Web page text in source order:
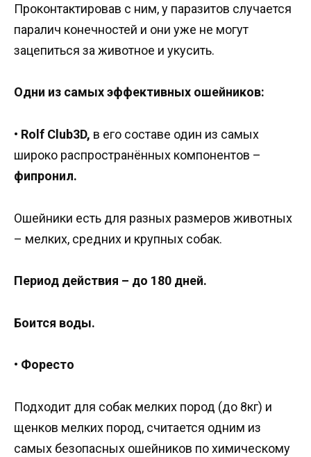
Проконтактировав с ним, у паразитов случается
паралич конечностей и они уже не могут
зацепиться за животное и укусить.
Одни из самых эффективных ошейников:
• Rolf Club3D, в его составе один из самых
широко распространённых компонентов –
фипронил.
Ошейники есть для разных размеров животных
– мелких, средних и крупных собак.
Период действия – до 180 дней.
Боится воды.
• Форесто
Подходит для собак мелких пород (до 8кг) и
щенков мелких пород, считается одним из
самых безопасных ошейников по химическому